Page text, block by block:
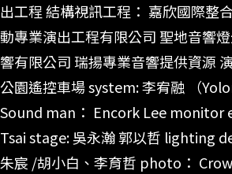
出工程 結構視訊工程： 嘉欣國際整
動專業演出工程有限公司 聖地音響
響有限公司 瑞揚專業音響提供資源
公園遙控車場 system: 李宥融 （
Sound man： Encork Lee monitor
Tsai stage: 吳永瀚 郭以哲 lighting
朱宸 /胡小白、李育哲 photo：